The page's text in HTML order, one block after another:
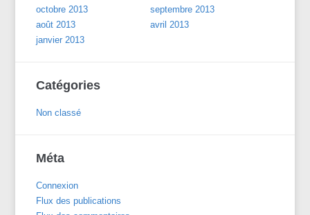
octobre 2013
septembre 2013
août 2013
avril 2013
janvier 2013
Catégories
Non classé
Méta
Connexion
Flux des publications